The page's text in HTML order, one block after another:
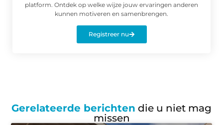
platform. Ontdek op welke wijze jouw ervaringen anderen
kunnen motiveren en samenbrengen.
Registreer nu
Gerelateerde berichten die u niet mag
missen